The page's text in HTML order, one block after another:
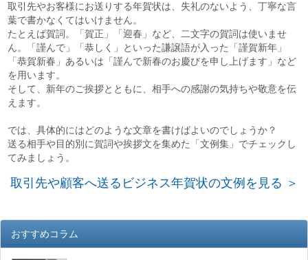
取引先やお客様にお送りする年賀状は、失礼のないよう、丁寧な言
葉で書かなくてはいけません。
たとえば賀詞。「賀正」「迎春」など、二文字の賀詞は使いませ
ん。「謹んで」「恭しく」といった謙譲語が入った「謹賀新年」
「恭賀新春」あるいは「謹んで新春のお慶びを申し上げます」など
を用います。
そして、新年のご挨拶とともに、相手への感謝の気持ちや敬意を伝
えます。
では、具体的にはどのような文章を書けばよいのでしょうか？
送る相手や目的別に賀詞や挨拶文を集めた「文例集」でチェックし
てみましょう。
取引先や顧客へ送るビジネス年賀状の文例を見る ＞
おすすめコラム